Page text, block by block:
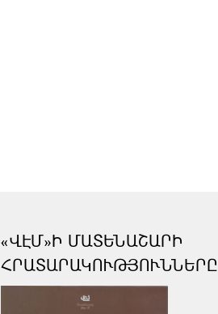
«ՎԷՄ»Ի ՄԱՏԵՆԱՇԱՐԻ
ՀՐԱՏԱՐԱԿՈՒԹՅՈՒՆՆԵՐԸ